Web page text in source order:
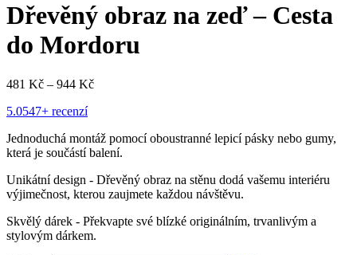
Dřevěný obraz na zeď – Cesta
do Mordoru
481 Kč – 944 KčRozpětí
944 Kč
5.0547+ recenzí
Jednoduchá montáž pomocí oboustranné lepicí pásky nebo gumy,
která je součástí balení.
Unikátní design - Dřevěný obraz na stěnu dodá vašemu interiéru
výjimečnost, kterou zaujmete každou návštěvu.
Skvělý dárek - Překvapte své blízké originálním, trvanlivým a
stylovým dárkem.